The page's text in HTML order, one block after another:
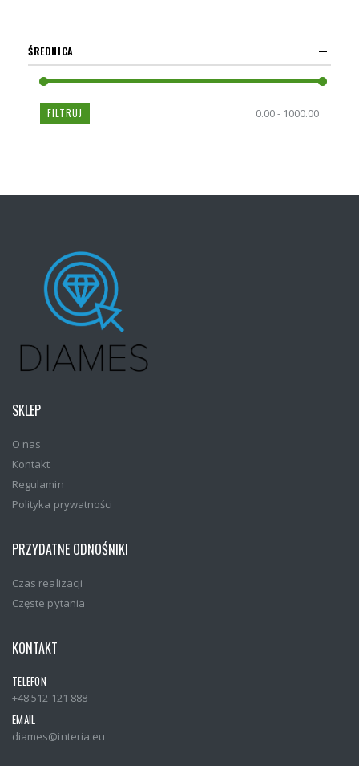
ŚREDNICA
FILTRUJ 0.00 - 1000.00
SKLEP
O nas
Kontakt
Regulamin
Polityka prywatności
PRZYDATNE ODNOŚNIKI
Czas realizacji
Częste pytania
KONTAKT
TELEFON
+48 512 121 888
EMAIL
diames@interia.eu